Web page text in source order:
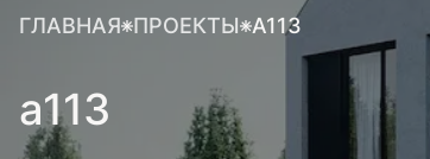
ГЛАВНАЯ ПРОЕКТЫ A113
a113